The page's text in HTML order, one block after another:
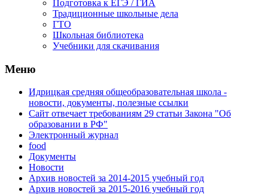
Подготовка к ЕГЭ / ГИА
Традиционные школьные дела
ГТО
Школьная библиотека
Учебники для скачивания
Мeню
Идрицкая средняя общеобразовательная школа -
новости, документы, полезные ссылки
Сайт отвечает требованиям 29 cтатьи Закона "Об
образовании в РФ"
Электронный журнал
food
Документы
Новости
Архив новостей за 2014-2015 учебный год
Архив новостей за 2015-2016 учебный год